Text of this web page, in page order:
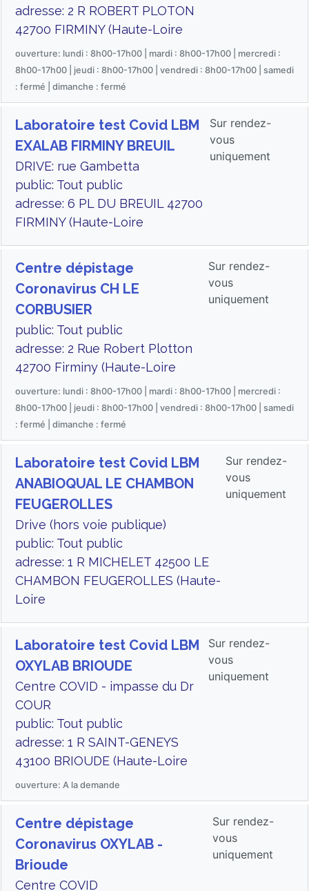
adresse: 2 R ROBERT PLOTON
42700 FIRMINY (Haute-Loire
ouverture: lundi : 8h00-17h00 | mardi : 8h00-17h00 | mercredi :
8h00-17h00 | jeudi : 8h00-17h00 | vendredi : 8h00-17h00 | samedi
: fermé | dimanche : fermé
Laboratoire test Covid LBM
EXALAB FIRMINY BREUIL
DRIVE: rue Gambetta
public: Tout public
adresse: 6 PL DU BREUIL 42700
FIRMINY (Haute-Loire
Sur rendez-
vous
uniquement
Centre dépistage
Coronavirus CH LE
CORBUSIER
public: Tout public
adresse: 2 Rue Robert Plotton
42700 Firminy (Haute-Loire
Sur rendez-
vous
uniquement
ouverture: lundi : 8h00-17h00 | mardi : 8h00-17h00 | mercredi :
8h00-17h00 | jeudi : 8h00-17h00 | vendredi : 8h00-17h00 | samedi
: fermé | dimanche : fermé
Laboratoire test Covid LBM
ANABIOQUAL LE CHAMBON
FEUGEROLLES
Drive (hors voie publique)
public: Tout public
adresse: 1 R MICHELET 42500 LE
CHAMBON FEUGEROLLES (Haute-
Loire
Sur rendez-
vous
uniquement
Laboratoire test Covid LBM
OXYLAB BRIOUDE
Centre COVID - impasse du Dr
COUR
public: Tout public
adresse: 1 R SAINT-GENEYS
43100 BRIOUDE (Haute-Loire
Sur rendez-
vous
uniquement
ouverture: A la demande
Centre dépistage
Coronavirus OXYLAB -
Brioude
Centre COVID
Sur rendez-
vous
uniquement